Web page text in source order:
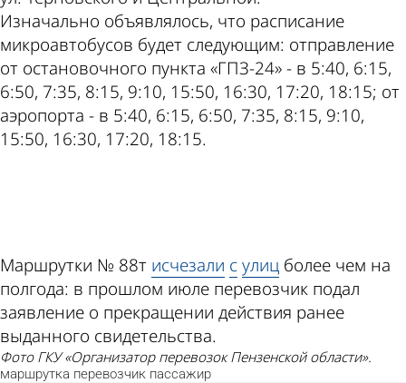
Изначально объявлялось, что расписание
микроавтобусов будет следующим: отправление
от остановочного пункта «ГПЗ-24» - в 5:40, 6:15,
6:50, 7:35, 8:15, 9:10, 15:50, 16:30, 17:20, 18:15; от
аэропорта - в 5:40, 6:15, 6:50, 7:35, 8:15, 9:10,
15:50, 16:30, 17:20, 18:15.
Маршрутки № 88т исчезали сулиц более чем на
полгода: в прошлом июле перевозчик подал
заявление о прекращении действия ранее
выданного свидетельства.
Фото ГКУ «Организатор перевозок Пензенской области».
маршрутка перевозчик пассажир